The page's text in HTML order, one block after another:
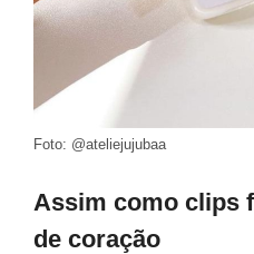
Foto: @ateliejujubaa
Assim como clips
de coração